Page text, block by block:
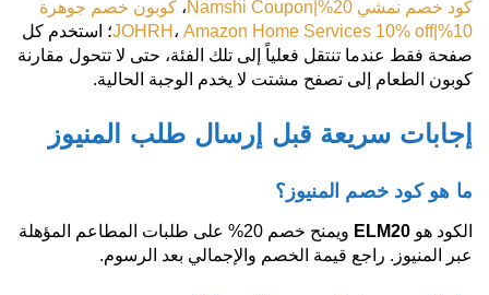
كود خصم نمشي 20%|Namshi Coupon
، كوبون خصم جوهرة
10%|JOHRH
، Amazon Home Services 10% off
؛ استخدم كل
صفحة فقط عندما تنتقل فعلياً إلى تلك الفئة، حتى لا تتحول مقارنة
كوبون الطعام إلى تصفح مشتت لا يخدم الوجبة الحالية.
إجابات سريعة قبل إرسال طلب المنيوز
ما هو كود خصم المنيوز؟
الكود هو ELM20
ويمنح خصم 20% على طلبات المطاعم المؤهلة
عبر المنيوز. راجع قيمة الخصم والإجمالي بعد الرسوم.